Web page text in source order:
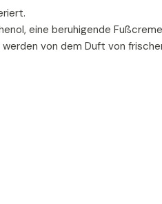
eine beruhigende
von dem Duft von